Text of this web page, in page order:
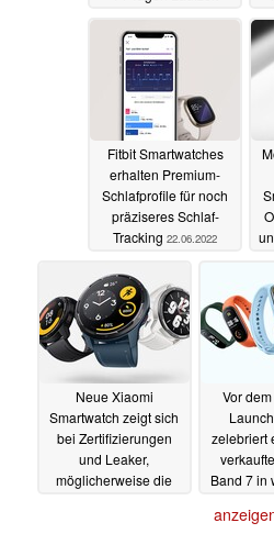
23.06.2022
Fitbit Smartwatches
erhalten Premium-
Schlafprofile für noch
präziseres Schlaf-
Tracking 22.06.2022
Neue Xiaomi
Smartwatch zeigt sich
bei Zertifizierungen
und Leaker,
möglicherweise die
Vor
zelebriert
Band 7 in